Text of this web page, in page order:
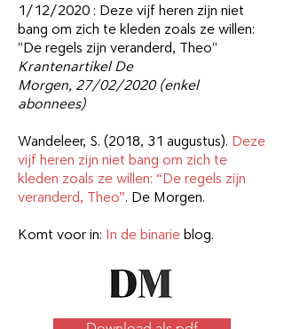
1/12/2020 : Deze vijf heren zijn niet
bang om zich te kleden zoals ze willen:
"De regels zijn veranderd, Theo"
Krantenartikel De
Morgen, 27/02/2020 (enkel
abonnees)
Wandeleer, S. (2018, 31 augustus). Deze
vijf heren zijn niet bang om zich te
kleden zoals ze willen: “De regels zijn
veranderd, Theo”. De Morgen.
Komt voor in: In de binarieblog.